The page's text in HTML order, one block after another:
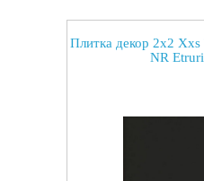
Плитка декор 2x2
NR